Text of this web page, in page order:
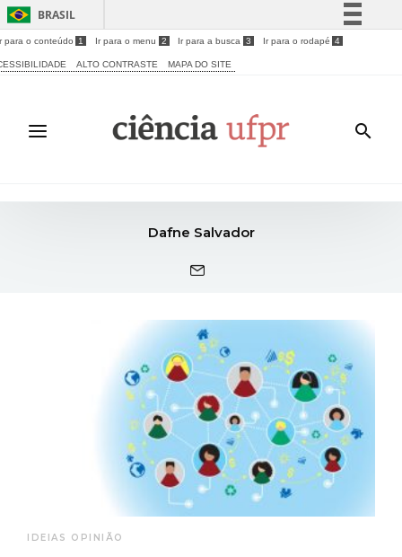
BRASIL
Simplifique!
Acesso à informação
Legislação
para o conteúdo 1 Ir para o menu 2 Ir para a busca 3 Ir para o rodapé 4
ALTO CONTRASTE MAPA DO SITE
Dafne Salvador
IDEIAS OPINIÃO